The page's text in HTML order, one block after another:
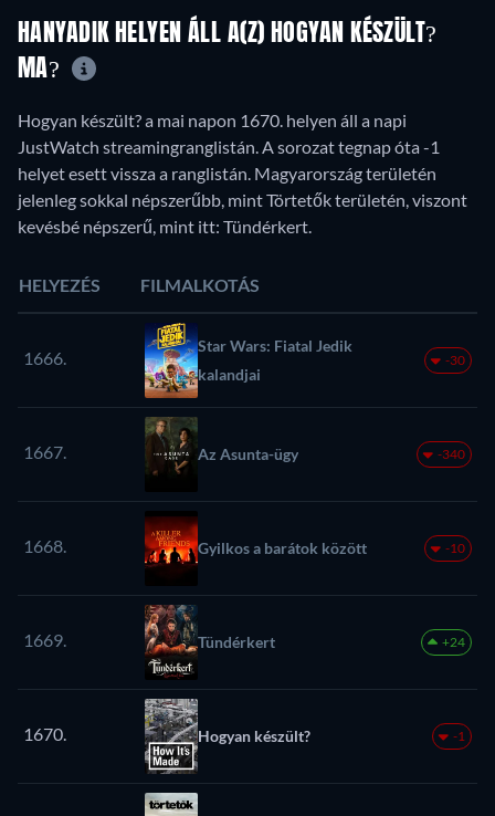
HANYADIK HELYEN ÁLL A(Z) HOGYAN KÉSZÜLT?
MA?
Hogyan készült? a mai napon 1670. helyen áll a napi
JustWatch streamingranglistán. A sorozat tegnap óta -1
helyet esett vissza a ranglistán. Magyarország területén
jelenleg sokkal népszerűbb, mint Törtetők területén, viszont
kevésbé népszerű, mint itt: Tündérkert.
HELYEZÉS FILMALKOTÁS
1666.
Star Wars: Fiatal Jedik
kalandjai
-30
1667. Az Asunta-ügy -340
1668. Gyilkos a barátok között -10
1669. Tündérkert +24
1670. Hogyan készült? -1